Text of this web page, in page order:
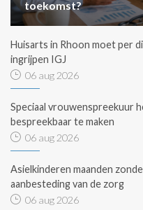
toekomst?
Huisarts in Rhoon moet per
ingrijpen IGJ
06 aug 2026
Speciaal vrouwenspreekuur
bespreekbaar te maken
06 aug 2026
Asielkinderen maanden
aanbesteding van de zorg
06 aug 2026